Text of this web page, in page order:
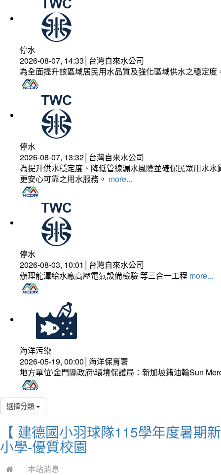
停水
2026-08-07, 14:33│台灣自來水公司
為全面提升該區域居民用水品質及強化區域供水之穩定
停水
2026-08-07, 13:32│台灣自來水公司
為提升供水穩定度、降低管線漏水風險並確保民眾用水
更安心可靠之用水服務。 more...
停水
2026-08-03, 10:01│台灣自來水公司
辦理龍潭給水廠高壓電氣設備檢驗 等三合一工程 more...
海洋污染
2026-05-19, 00:00│海洋保育署
地方單位\金門縣政府\環境保護局：新加坡籍油輪Sun
選擇分類
【 建德國小羽球隊115學年度暑期
小學-優質校園
本站消息